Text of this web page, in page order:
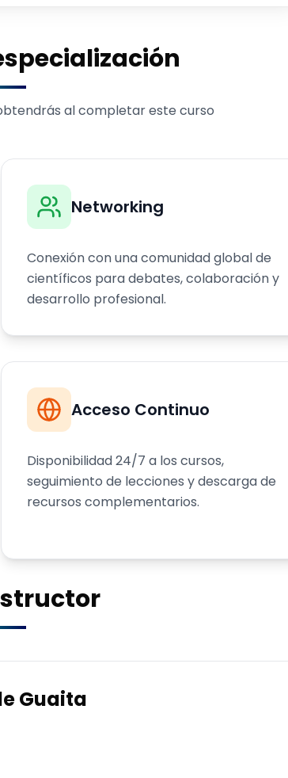
al completar este curso
Networking
Conexión con una comunidad global de
científicos para debates, colaboración y
desarrollo profesional.
Acceso Continuo
Disponibilidad 24/7 a los cursos,
seguimiento de lecciones y descarga de
recursos complementarios.
Guaita